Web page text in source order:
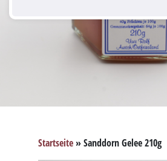
Startseite »Sanddorn Gelee 210g